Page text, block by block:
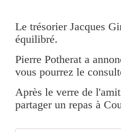
Le trésorier Jacques
équilibré.
Pierre Potherat a
vous pourrez le
Après le verre de
partager un repas à